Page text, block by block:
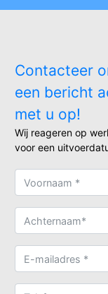
Contacteer
een bericht
met u op!
Wij reageren op
voor een